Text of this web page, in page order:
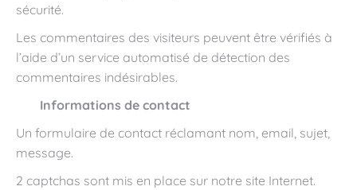
sécurité.
Les commentaires des visiteurs peuvent être vérifiés à
l’aide d’un service automatisé de détection des
commentaires indésirables.
Informations de contact
Un formulaire de contact réclamant nom, email, sujet,
message.
2 captchas sont mis en place sur notre site Internet.